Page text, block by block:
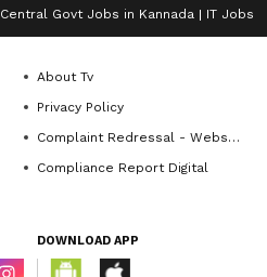
Central Govt Jobs in Kannada IT Jobs
About Tv
Privacy Policy
Complaint Redressal - Website
Compliance Report Digital
DOWNLOAD APP